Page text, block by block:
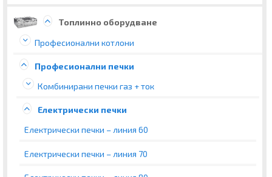
Топлинно оборудване
Професионални котлони
Професионални печки
Комбинирани печки газ + ток
Електрически печки
Електрически печки – линия 60
Електрически печки – линия 70